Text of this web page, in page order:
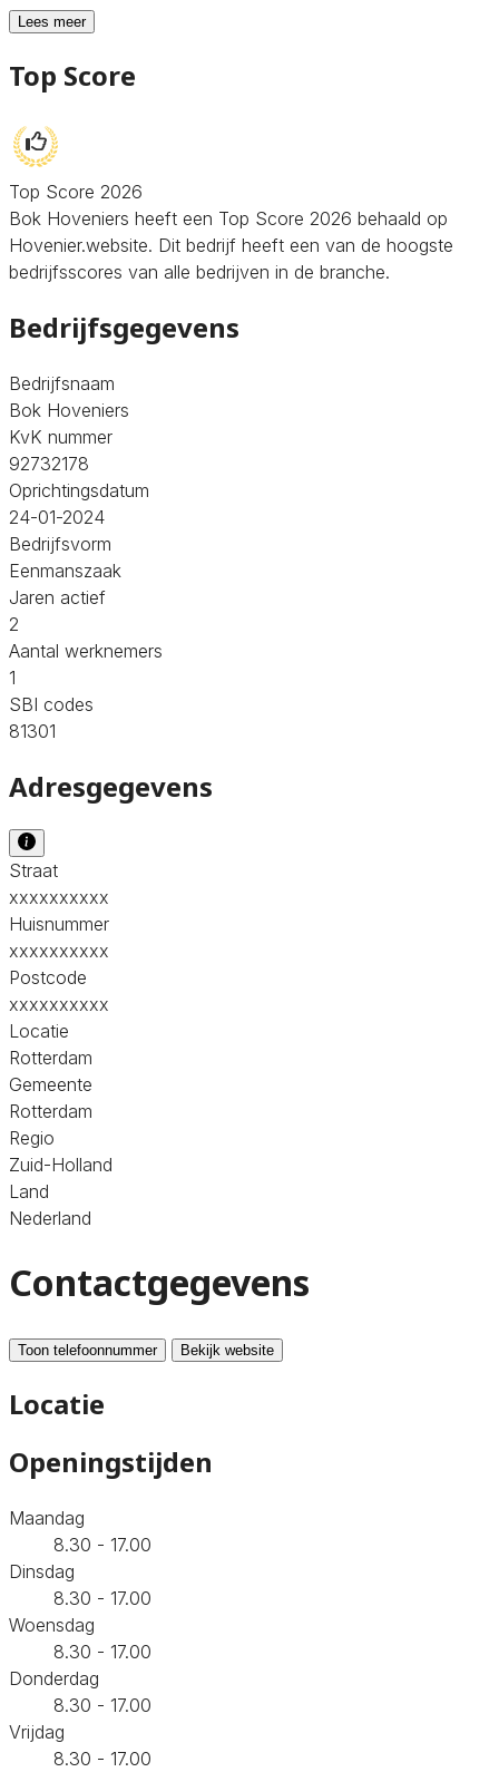
Lees meer
Top Score
Top Score 2026
Bok Hoveniers heeft een Top Score 2026 behaald op
Hovenier.website. Dit bedrijf heeft een van de hoogste
bedrijfsscores van alle bedrijven in de branche.
Bedrijfsgegevens
Bedrijfsnaam
Bok Hoveniers
KvK nummer
92732178
Oprichtingsdatum
24-01-2024
Bedrijfsvorm
Eenmanszaak
Jaren actief
2
Aantal werknemers
1
SBI codes
81301
Adresgegevens
Straat
xxxxxxxxxx
Huisnummer
xxxxxxxxxx
Postcode
xxxxxxxxxx
Locatie
Rotterdam
Gemeente
Rotterdam
Regio
Zuid-Holland
Land
Nederland
Contactgegevens
Toon telefoonnummer Bekijk website
Locatie
Openingstijden
Maandag
8.30 - 17.00
Dinsdag
8.30 - 17.00
Woensdag
8.30 - 17.00
Donderdag
8.30 - 17.00
Vrijdag
8.30 - 17.00